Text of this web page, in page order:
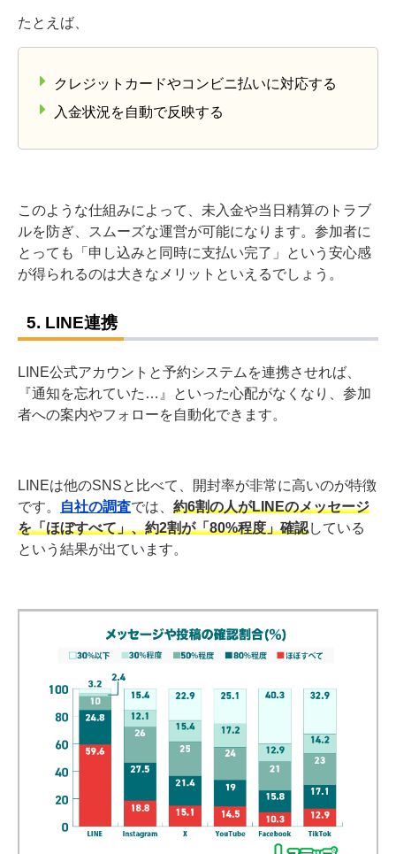
たとえば、
クレジットカードやコンビニ払いに対応する
入金状況を自動で反映する
このような仕組みによって、未入金や当日精算のトラブ
ルを防ぎ、スムーズな運営が可能になります。参加者に
とっても「申し込みと同時に支払い完了」という安心感
が得られるのは大きなメリットといえるでしょう。
5. LINE連携
LINE公式アカウントと予約システムを連携させれば、
『通知を忘れていた…』といった心配がなくなり、参加
者への案内やフォローを自動化できます。
LINEは他のSNSと比べて、開封率が非常に高いのが特徴
です。
自社の調査では、 約6割の人がLINEのメッセージ
を「ほぼすべて」、約2割が「80%程度」確認している
という結果が出ています。